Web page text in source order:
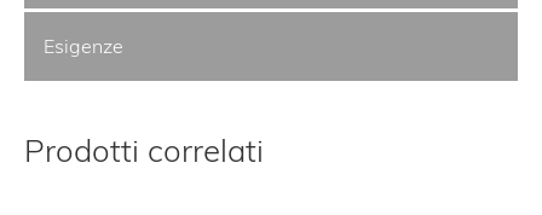
Esigenze
Prodotti correlati